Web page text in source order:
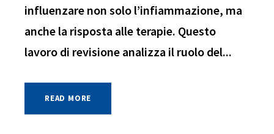
influenzare non solo l’infiammazione, ma
anche la risposta alle terapie. Questo
lavoro di revisione analizza il ruolo del...
READ MORE